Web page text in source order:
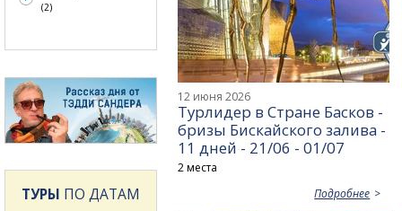
12 июня 2026
Турлидер в Стране Басков -
бризы Бискайского залива -
11 дней - 21/06 - 01/07
2 места
Подробнее
(2)
ТУРЫ ПО ДАТАМ